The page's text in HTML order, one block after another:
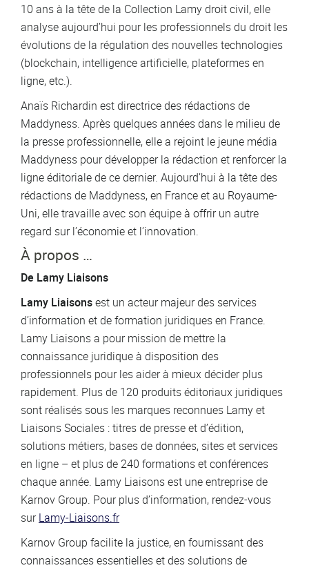
10 ans à la tête de la Collection Lamy droit civil, elle
analyse aujourd’hui pour les professionnels du droit les
évolutions de la régulation des nouvelles technologies
(blockchain, intelligence artificielle, plateformes en
ligne, etc.).
Anaïs Richardin est directrice des rédactions de
Maddyness. Après quelques années dans le milieu de
la presse professionnelle, elle a rejoint le jeune média
Maddyness pour développer la rédaction et renforcer la
ligne éditoriale de ce dernier. Aujourd’hui à la tête des
rédactions de Maddyness, en France et au Royaume-
Uni, elle travaille avec son équipe à offrir un autre
regard sur l’économie et l’innovation.
À propos …
De Lamy Liaisons
Lamy Liaisonsest un acteur majeur des services
d’information et de formation juridiques en France.
Lamy Liaisons a pour mission de mettre la
connaissance juridique à disposition des
professionnels pour les aider à mieux décider plus
rapidement. Plus de 120 produits éditoriaux juridiques
sont réalisés sous les marques reconnues Lamy et
Liaisons Sociales : titres de presse et d’édition,
solutions métiers, bases de données, sites et services
en ligne – et plus de 240 formations et conférences
chaque année. Lamy Liaisons est une entreprise de
Karnov Group. Pour plus d’information, rendez-vous
surLamy‑Liaisons.fr
Karnov Group facilite la justice, en fournissant des
connaissances essentielles et des solutions de